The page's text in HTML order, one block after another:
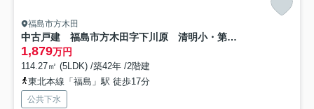
福島市方木田
中古戸建 福島市方木田字下川原 清明小・第一中
1,879万円
114.27㎡ (5LDK) /築42年 /2階建
東北本線「福島」駅 徒歩17分
公共下水